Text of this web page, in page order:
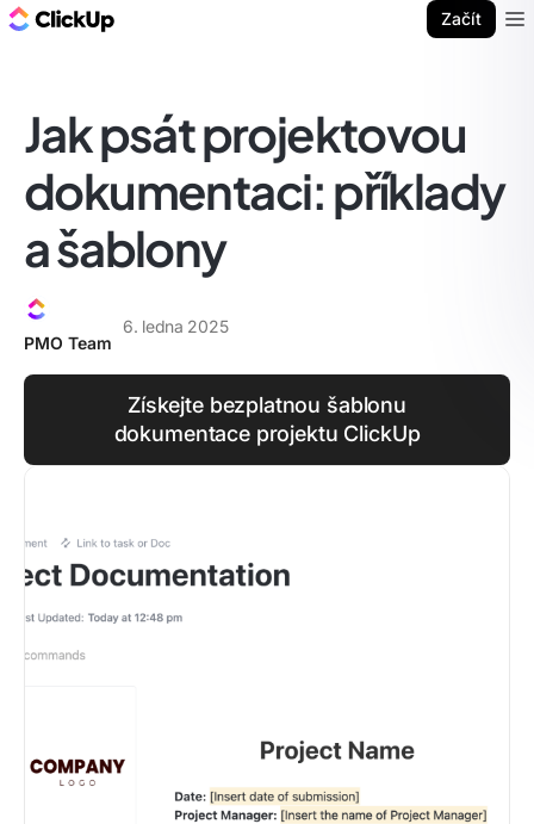
Začít
Jak psát projektovou
dokumentaci: příklady
a šablony
PMO Team
6. ledna 2025
Získejte bezplatnou šablonu
dokumentace projektu ClickUp